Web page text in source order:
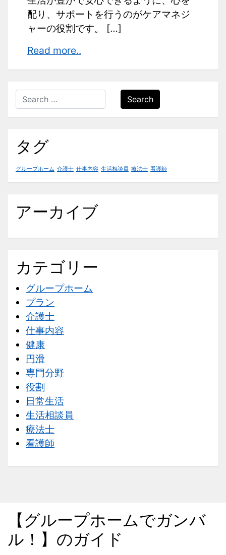
配り、サポートを行うのがケアマネジ
ャーの役割です。 […]
Read more..
ネ
ジ
ャ
プ
ホ
役
Search
タグ
グループホーム 介護士 仕事内容 生活相談員 療法士 看護師
アーカイブ
カテゴリー
グループホーム
プラン
介護士
仕事内容
健康
円滑
専門分野
役割
日常生活
生活相談員
療法士
看護師
【グループホームでガンバ
ル！】のガイド